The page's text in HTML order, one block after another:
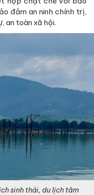
đảm an ninh chính trị,
an toàn xã hội.
sinh thái, du lịch tâm